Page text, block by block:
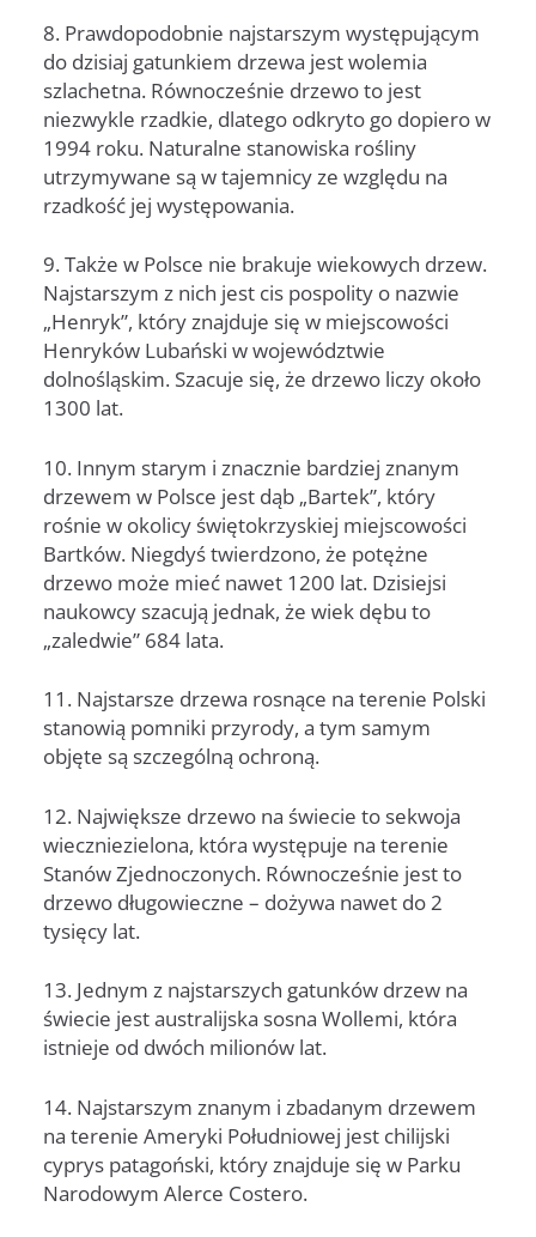
8. Prawdopodobnie najstarszym występującym
do dzisiaj gatunkiem drzewa jest wolemia
szlachetna. Równocześnie drzewo to jest
niezwykle rzadkie, dlatego odkryto go dopiero w
1994 roku. Naturalne stanowiska rośliny
utrzymywane są w tajemnicy ze względu na
rzadkość jej występowania.
9. Także w Polsce nie brakuje wiekowych drzew.
Najstarszym z nich jest cis pospolity o nazwie
„Henryk”, który znajduje się w miejscowości
Henryków Lubański w województwie
dolnośląskim. Szacuje się, że drzewo liczy około
1300 lat.
10. Innym starym i znacznie bardziej znanym
drzewem w Polsce jest dąb „Bartek”, który
rośnie w okolicy świętokrzyskiej miejscowości
Bartków. Niegdyś twierdzono, że potężne
drzewo może mieć nawet 1200 lat. Dzisiejsi
naukowcy szacują jednak, że wiek dębu to
„zaledwie” 684 lata.
11. Najstarsze drzewa rosnące na terenie Polski
stanowią pomniki przyrody, a tym samym
objęte są szczególną ochroną.
12. Największe drzewo na świecie to sekwoja
wieczniezielona, która występuje na terenie
Stanów Zjednoczonych. Równocześnie jest to
drzewo długowieczne – dożywa nawet do 2
tysięcy lat.
13. Jednym z najstarszych gatunków drzew na
świecie jest australijska sosna Wollemi, która
istnieje od dwóch milionów lat.
14. Najstarszym znanym i zbadanym drzewem
na terenie Ameryki Południowej jest chilijski
cyprys patagoński, który znajduje się w Parku
Narodowym Alerce Costero.